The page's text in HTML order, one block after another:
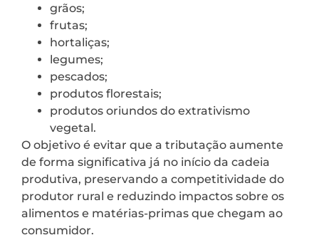
grãos;
frutas;
hortaliças;
legumes;
pescados;
produtos florestais;
produtos oriundos do extrativismo
vegetal.
O objetivo é evitar que a tributação aumente
de forma significativa já no início da cadeia
produtiva, preservando a competitividade do
produtor rural e reduzindo impactos sobre os
alimentos e matérias-primas que chegam ao
consumidor.